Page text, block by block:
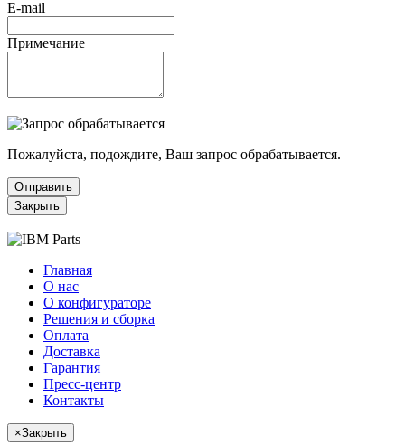
E-mail
Примечание
Пожалуйста, подождите, Ваш запрос обрабатывается.
Отправить
Закрыть
Главная
О нас
О конфигураторе
Решения и сборка
Оплата
Доставка
Гарантия
Пресс-центр
Контакты
×Закрыть